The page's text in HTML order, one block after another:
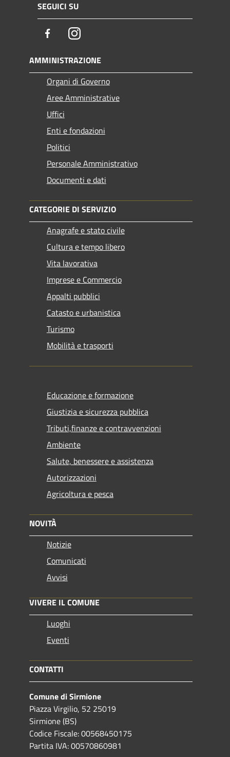
SEGUICI SU
FacebookInstagram
AMMINISTRAZIONE
Organi di Governo
Aree Amministrative
Uffici
Enti e fondazioni
Politici
Personale Amministrativo
Documenti e dati
CATEGORIE DI SERVIZIO
Anagrafe e stato civile
Cultura e tempo libero
Vita lavorativa
Imprese e Commercio
Appalti pubblici
Catasto e urbanistica
Turismo
Mobilità e trasporti
Educazione e formazione
Giustizia e sicurezza pubblica
Tributi,finanze e contravvenzioni
Ambiente
Salute, benessere e assistenza
Autorizzazioni
Agricoltura e pesca
NOVITÀ
Notizie
Comunicati
Avvisi
VIVERE IL COMUNE
Luoghi
Eventi
CONTATTI
Comune di Sirmione
Piazza Virgilio, 52 25019
Sirmione (BS)
Codice Fiscale: 00568450175
Partita IVA: 00570860981